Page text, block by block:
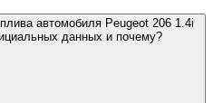
автомобиля Peugeot 206 1.4i
данных и почему?